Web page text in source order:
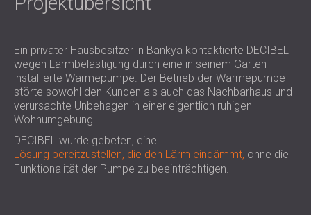
SCHALLSCHUTZ UND AKUSTIK FÜR
SCHALLDÄMMUNG UND
AKUSTIKLÖSUNGEN FÜR
EINZELHANDELSFLÄCHEN
SCHALLSCHUTZ UND AKUSTIK FÜR
BILDUNGSEINRICHTUNGEN
SCHALLSCHUTZ UND AKUSTIK FÜR
GESUNDHEITSEINRICHTUNGE
SCHALLSCHUTZ UND
POLAND (PL)
РОССИЯ (RU)
USA (US)
SOUTH AFRICA (ZA)
Ein privater Hausbesitzer in Bankya kontaktierte DECIBEL
wegen Lärmbelästigung durch eine in seinem Garten
installierte Wärmepumpe. Der Betrieb der Wärmepumpe
störte sowohl den Kunden als auch das Nachbarhaus und
verursachte Unbehagen in einer eigentlich ruhigen
Wohnumgebung.
DECIBEL wurde gebeten, eine
Lösung bereitzustellen, die den Lärm eindämmt, ohne die
Funktionalität der Pumpe zu beeinträchtigen.